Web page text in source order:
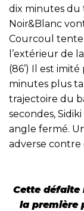
dix minutes du
Noir&Blanc
Courcoul tente
l’extérieur de
(86’) Il est
minutes plus
trajectoire du
secondes,
angle fermé.
adverse contre
Cette défaite
la première